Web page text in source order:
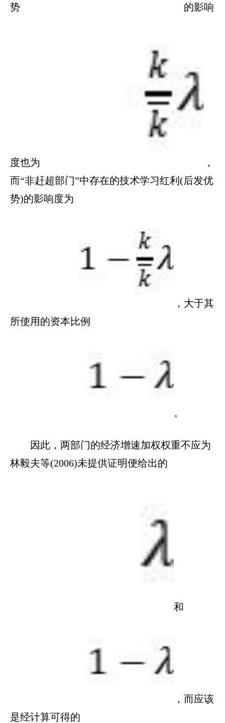
势 的影响
度也为
，
而“非赶超部门”中存在的技术学习红利(后发优
势)的影响度为
，大于其
所使用的资本比例
。
因此，两部门的经济增速加权权重不应为
林毅夫等(2006)未提供证明便给出的
和
，而应该
是经计算可得的